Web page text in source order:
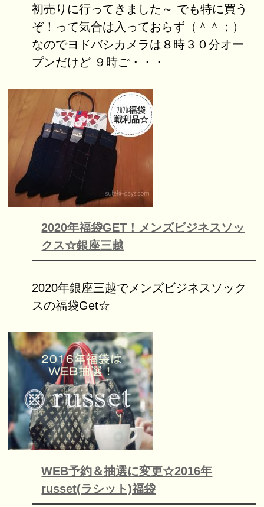
初売りに行ってきました～ でも特に買う
ぞ！って気合は入っておらず（＾＾；）
なのでヨドバシカメラは８時３０分オー
プンだけど ９時ご・・・
2020年福袋GET！メンズビジネスソッ
クス☆銀座三越
2020年銀座三越でメンズビジネスソック
スの福袋Get☆
WEB予約＆抽選に変更☆2016年
russet(ラシット)福袋